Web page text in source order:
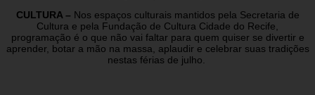
CULTURA – Nos espaços culturais mantidos pela Secretaria de
Cultura e pela Fundação de Cultura Cidade do Recife,
programação é o que não vai faltar para quem quiser se divertir e
aprender, botar a mão na massa, aplaudir e celebrar suas tradições
nestas férias de julho.